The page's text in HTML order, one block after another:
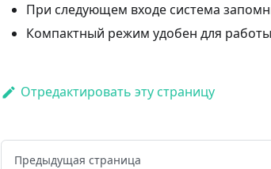
При следующем входе система
Компактный режим удобен для
Отредактировать эту страницу
Предыдущая страница